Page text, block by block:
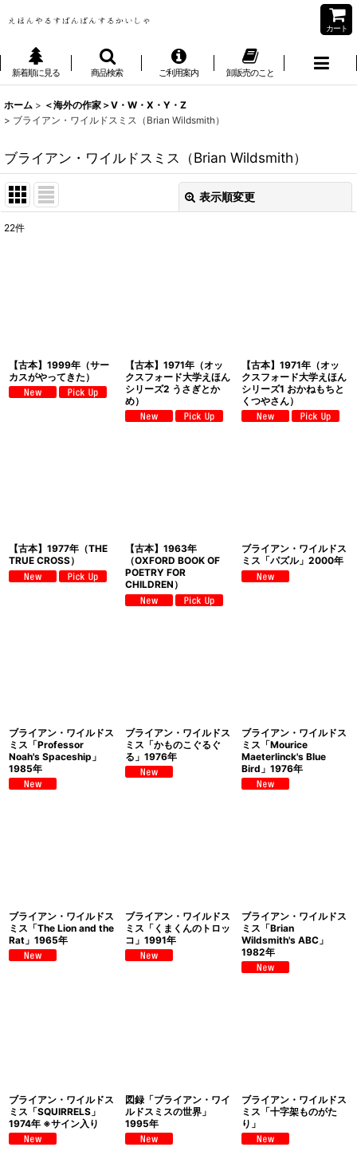
カート
新着順に見る 商品検索 ご利用案内 卸販売のこと
ホーム > ＜海外の作家＞V・W・X・Y・Z
> ブライアン・ワイルドスミス（Brian Wildsmith）
ブライアン・ワイルドスミス（Brian Wildsmith）
表示順変更
22件
【古本】1999年（サー
カスがやってきた）
【古本】1971年（オッ
クスフォード大学えほん
シリーズ2 うさぎとか
め）
【古本】1971年（オッ
クスフォード大学えほん
シリーズ1 おかねもちと
くつやさん）
【古本】1977年（THE
TRUE CROSS）
【古本】1963年
（OXFORD BOOK OF
POETRY FOR
CHILDREN）
ブライアン・ワイルドス
ミス「パズル」2000年
ブライアン・ワイルドス
ミス「Professor
Noah's Spaceship」
1985年
ブライアン・ワイルドス
ミス「かものこぐるぐ
る」1976年
ブライアン・ワイルドス
ミス「Mourice
Maeterlinck's Blue
Bird」1976年
ブライアン・ワイルドス
ミス「The Lion and the
Rat」1965年
ブライアン・ワイルドス
ミス「くまくんのトロッ
コ」1991年
ブライアン・ワイルドス
ミス「Brian
Wildsmith's ABC」
1982年
ブライアン・ワイルドス
ミス「SQUIRRELS」
1974年 ※サイン入り
図録「ブライアン・ワイ
ルドスミスの世界」
1995年
ブライアン・ワイルドス
ミス「十字架ものがた
り」